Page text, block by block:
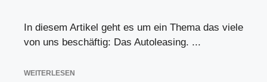
In diesem Artikel geht es um ein Thema das viele
von uns beschäftig: Das Autoleasing. ...
WEITERLESEN